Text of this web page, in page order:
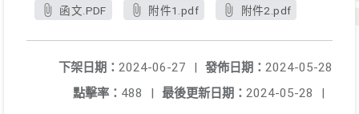
函文.PDF 附件1.pdf 附件2.pdf
發佈日期： 2024-05-28
下架日期： 2024-06-27
|
最後更新日期： 2024-05-28 |
點擊率： 488 |